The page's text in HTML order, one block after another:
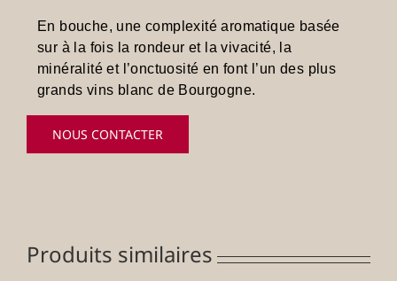
En bouche, une complexité aromatique basée
sur à la fois la rondeur et la vivacité, la
minéralité et l’onctuosité en font l’un des plus
grands vins blanc de Bourgogne.
NOUS CONTACTER
Produits similaires